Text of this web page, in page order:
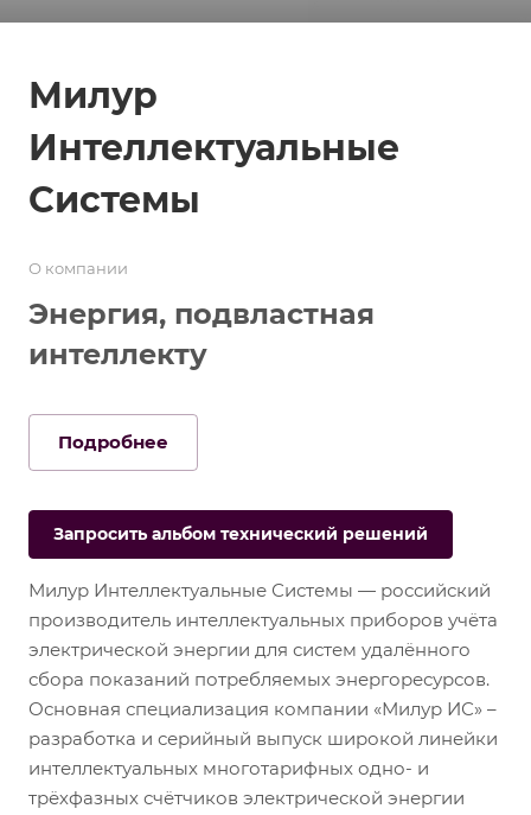
Милур
Интеллектуальные
Системы
О компании
Энергия, подвластная
интеллекту
Подробнее
Запросить альбом технический решений
Милур Интеллектуальные Системы — российский
производитель интеллектуальных приборов учёта
электрической энергии для систем удалённого
сбора показаний потребляемых энергоресурсов.
Основная специализация компании «Милур ИС» –
разработка и серийный выпуск широкой линейки
интеллектуальных многотарифных одно- и
трёхфазных счётчиков электрической энергии